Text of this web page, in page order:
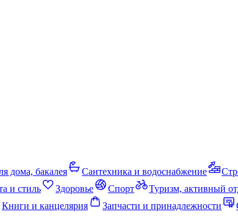
дома, бакалея Сантехника и водоснабжение
и стиль Здоровье Спорт Туризм, активный
Книги и канцелярия Запчасти и принадлежности